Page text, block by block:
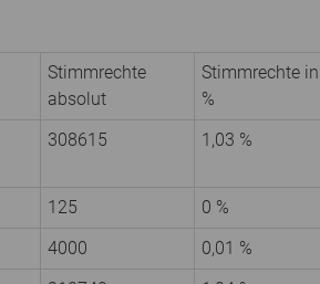
Stimmrechte
absolut
Stimmrechte in
%
308615 1,03 %
125
0 %
4000
0,01 %